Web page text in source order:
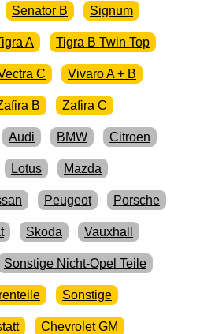
Senator B Signum
A Tigra B Twin Top
C Vivaro A + B
B Zafira C
Audi BMW Citroen
Lotus Mazda
Peugeot Porsche
Skoda Vauxhall
Sonstige Nicht-Opel Teile
Sonstige
Chevrolet GM